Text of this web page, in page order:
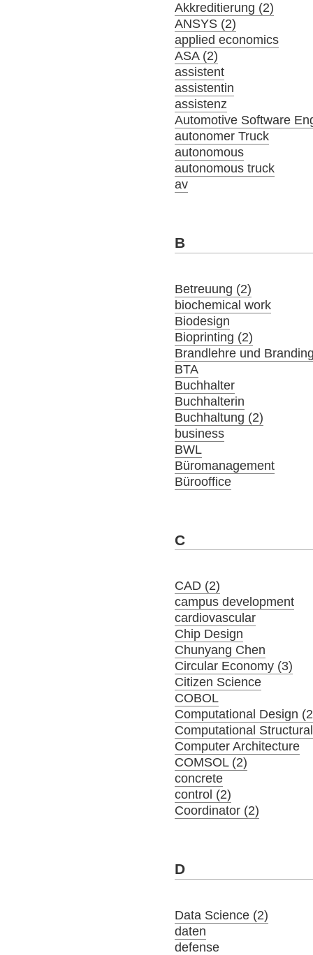
Akkreditierung (2)
ANSYS (2)
applied economics
ASA (2)
assistent
assistentin
assistenz
Automotive Software
autonomer Truck
autonomous
autonomous truck
av
B
Betreuung (2)
biochemical work
Biodesign
Bioprinting (2)
Brandlehre und
BTA
Buchhalter
Buchhalterin
Buchhaltung (2)
business
BWL
Büromanagement
Bürooffice
C
CAD (2)
campus development
cardiovascular
Chip Design
Chunyang Chen
Circular Economy (3)
Citizen Science
COBOL
Computational Design
Computational
Computer Architecture
COMSOL (2)
concrete
control (2)
Coordinator (2)
D
Data Science (2)
daten
defense